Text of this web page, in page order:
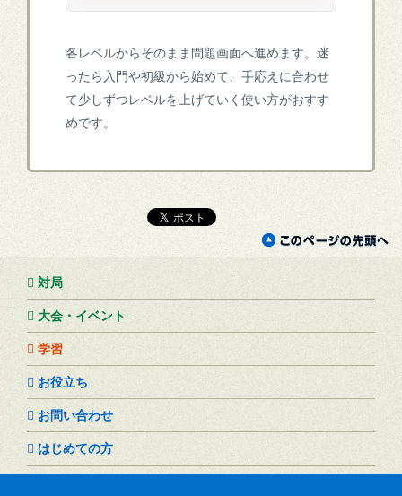
各レベルからそのまま問題画面へ進めます。迷
ったら入門や初級から始めて、手応えに合わせ
て少しずつレベルを上げていく使い方がおすす
めです。
対局
大会・イベント
学習
お役立ち
お問い合わせ
はじめての方